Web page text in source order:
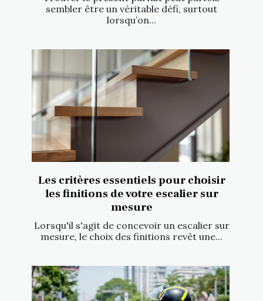
sembler être un véritable défi, surtout
lorsqu’on...
Les critères essentiels pour choisir
les finitions de votre escalier sur
mesure
Lorsqu'il s'agit de concevoir un escalier sur
mesure, le choix des finitions revêt une...